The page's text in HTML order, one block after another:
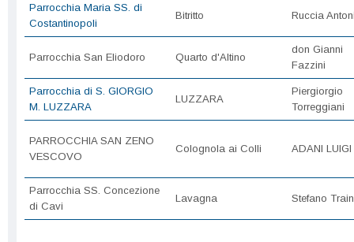
Parrocchia Maria SS. di
Costantinopoli
Bitritto Ruccia
Parrocchia San Eliodoro Quarto d'Altino
don Gianni
Fazzini
Parrocchia di S. GIORGIO
M. LUZZARA
LUZZARA
Piergiorgio
Torreggiani
PARROCCHIA SAN ZENO
VESCOVO
Colognola ai Colli ADANI LUIGI
Parrocchia SS. Concezione
di Cavi
Lavagna Stefano